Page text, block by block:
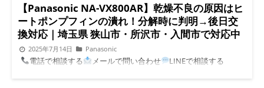
【Panasonic NA-VX800AR】乾燥不良の原因はヒ
ートポンプフィンの潰れ！分解時に判明→後日交
換対応｜埼玉県 狭山市・所沢市・入間市で対応中
2025年7月14日 Panasonic
電話で相談する メールで問い合わせ
LINEで相談する